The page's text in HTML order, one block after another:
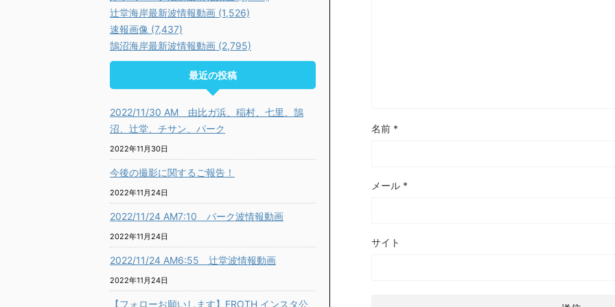
名前 *
メール *
サイト
辻堂海岸最新波情報動画 (1,526)
速報画像 (7,437)
鵠沼海岸最新波情報動画 (2,795)
最近の投稿
2022/11/30 AM 由比ガ浜、稲村、七里、鵠
沼、辻堂、チサン、パーク
2022年11月30日
今後の撮影に関するご報告！
2022年11月24日
2022/11/24 AM7:10 パーク波情報動画
2022年11月24日
2022/11/24 AM6:55 辻堂波情報動画
2022年11月24日
【フォローお願いします】FROTH インスタ公